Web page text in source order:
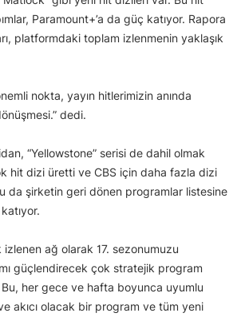
Paramount+’a da güç katıyor. Rapora
platformdaki toplam izlenmenin yaklaşık
nokta, yayın hitlerimizin anında
dedi.
“Yellowstone” serisi de dahil olmak
hit dizi üretti ve CBS için daha fazla dizi
da şirketin geri dönen programlar listesine
izlenen ağ olarak 17. sezonumuzu
güçlendirecek çok stratejik program
her gece ve hafta boyunca uyumlu
akıcı olacak bir program ve tüm yeni